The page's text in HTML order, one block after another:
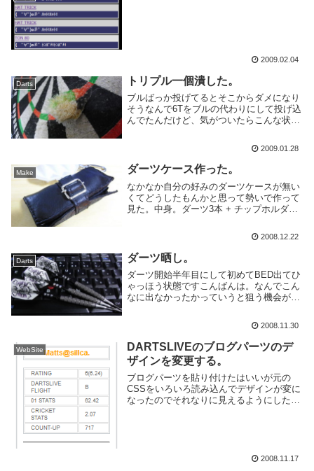
2009.02.04
Darts トリプル一個潰した。
ブルばっか投げてるとそこからダメになり
そうなんで6Tをブルの代わりにして投げ込
んでたんだけど、気がついたらこんな状態
えず、ちょっとボード本体を回転させて6T
は確保。まったく狙わない2Tにして半分ぐ
らい切...
2009.01.28
Make ダーツケース作った。
なかなか自分の好みのダーツケースが無い
くてどうしたもんかと思って勢いで作って
見た。中身。ダーツ3本 + チップホルダー
れ という構成。チップホルダーの部分は
ホックつけて取り外せるようにした。...
2008.12.22
Darts ダーツ晒し。
ダーツ開始半年目にして初めてBED出てひ
ゃっほう状態ですこんばんは。なんでこん
なに出なかったかっていうと狙う機会が全
ないし、クリケでも同じ番号のトリプル3
連続で狙う機会ってほとんど無いじゃない
ですか。...
2008.11.30
WebSite
DARTSLIVEのブログパーツのデ
ザインを変更する。
ブログパーツを貼り付けたはいいが元の
CSSをいろいろ読み込んでデザインが変に
なったのでそれなりに見えるようにした。
2008.11.17